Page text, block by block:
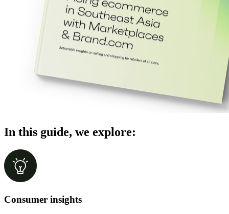
In this guide, we explore:
Consumer insights